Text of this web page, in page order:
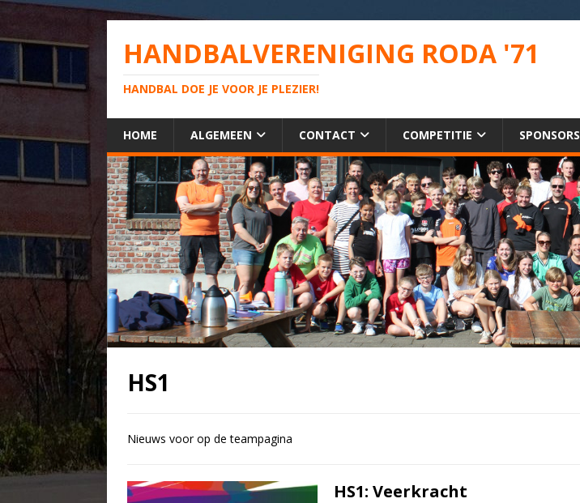
HANDBALVERENIGING RODA '71
HANDBAL DOE JE VOOR JE PLEZIER!
HOME ALGEMEEN CONTACT COMPETITIE SPONSORS
HS1
Nieuws voor op de teampagina
HS1: Veerkracht